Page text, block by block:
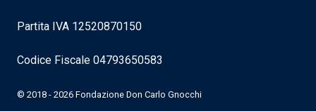
Partita IVA 12520870150
Codice Fiscale 04793650583
© 2018 - 2026 Fondazione Don Carlo Gnocchi